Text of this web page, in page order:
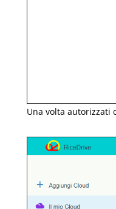
Una volta autorizzati